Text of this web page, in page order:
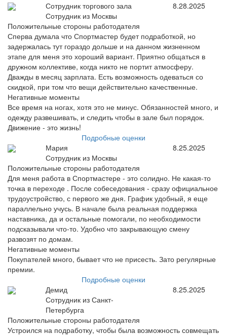
Сотрудник торгового зала
Сотрудник из Москвы
8.28.2025
Положительные стороны работодателя
Сперва думала что Спортмастер будет подработкой, но
задержалась тут гораздо дольше и на данном жизненном
этапе для меня это хороший вариант. Приятно общаться в
дружном коллективе, когда никто не портит атмосферу.
Дважды в месяц зарплата. Есть возможность одеваться со
скидкой, при том что вещи действительно качественные.
Негативные моменты
Все время на ногах, хотя это не минус. Обязанностей много, и
одежду развешивать, и следить чтобы в зале был порядок.
Движение - это жизнь!
Подробные оценки
Мария
Сотрудник из Москвы
8.25.2025
Положительные стороны работодателя
Для меня работа в Спортмастере - это солидно. Не какая-то
точка в переходе . После собеседования - сразу официальное
трудоустройство, с первого же дня. График удобный, я еще
параллельно учусь. В начале была реальная поддержка
наставника, да и остальные помогали, по необходимости
подсказывали что-то. Удобно что закрывающую смену
развозят по домам.
Негативные моменты
Покупателей много, бывает что не присесть. Зато регулярные
премии.
Подробные оценки
Демид
Сотрудник из Санкт-
Петербурга
8.25.2025
Положительные стороны работодателя
Устроился на подработку, чтобы была возможность совмещать